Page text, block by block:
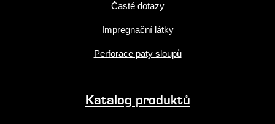
Časté dotazy
Impregnační látky
Perforace paty sloupů
Katalog produktů